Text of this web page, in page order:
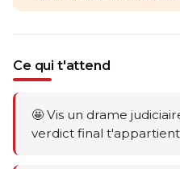
Ce qui t'attend
🤩 Vis un drame
verdict final t'appartient